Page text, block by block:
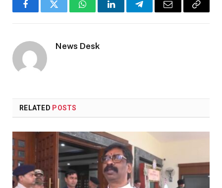
FacebookTwitter WhatsAppLinkedInTelegramEmail
Copy
News Desk
RELATED POSTS